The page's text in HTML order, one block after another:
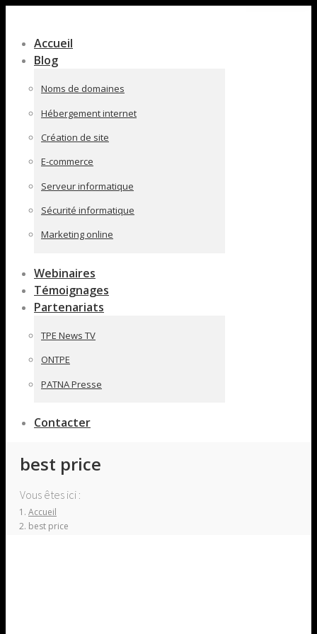
pleine
largeur
Accueil
Blog
Noms de domaines
Hébergement internet
Création de site
E-commerce
Serveur informatique
Sécurité informatique
Marketing online
Webinaires
Témoignages
Partenariats
TPE News TV
ONTPE
PATNA Presse
Contacter
best price
Vous êtes ici :
Accueil
best price